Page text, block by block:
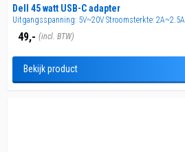
Dell 45 watt USB-C adapter
Uitgangsspanning: 5V~20V Stroomsterkte: 2A~2.5A
49,- (incl. BTW)
Bekijk product